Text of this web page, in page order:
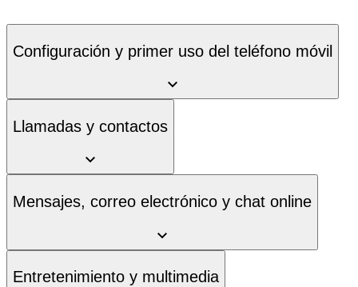
Configuración y primer uso del teléfono móvil
Llamadas y contactos
Mensajes, correo electrónico y chat online
Entretenimiento y multimedia